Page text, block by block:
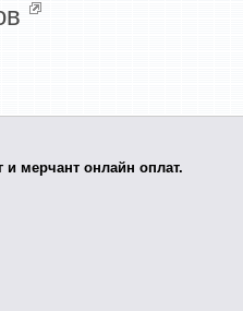
и мерчант онлайн оплат.